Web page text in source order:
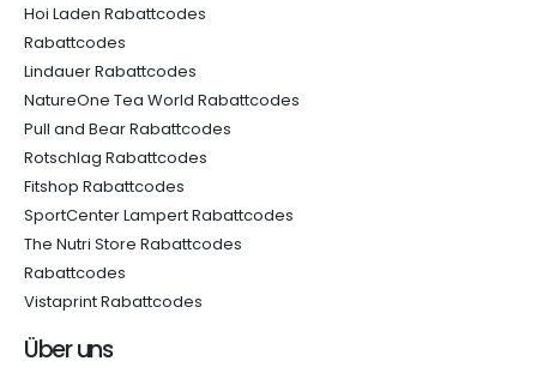
Hoi Laden Rabattcodes
Rabattcodes
Lindauer Rabattcodes
NatureOne Tea World Rabattcodes
Pull and Bear Rabattcodes
Rotschlag Rabattcodes
Fitshop Rabattcodes
SportCenter Lampert Rabattcodes
The Nutri Store Rabattcodes
Rabattcodes
Vistaprint Rabattcodes
Über uns